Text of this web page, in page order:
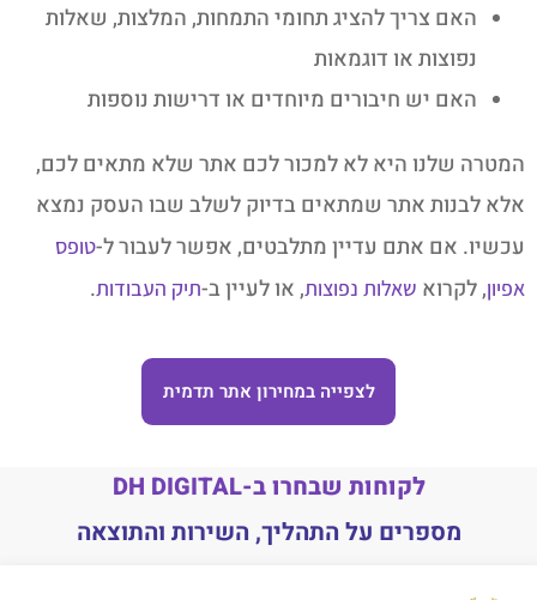
האם צריך להציג תחומי התמחות, המלצות, שאלות
נפוצות או דוגמאות
האם יש חיבורים מיוחדים או דרישות נוספות
המטרה שלנו היא לא למכור לכם אתר שלא מתאים לכם,
אלא לבנות אתר שמתאים בדיוק לשלב שבו העסק נמצא
עכשיו. אם אתם עדיין מתלבטים, אפשר לעבור ל-טופס
אפיון, לקרוא שאלות נפוצות, או לעיין ב-תיק העבודות.
לצפייה במחירון אתר תדמית
לקוחות שבחרו ב-DH DIGITAL
מספרים על התהליך, השירות והתוצאה